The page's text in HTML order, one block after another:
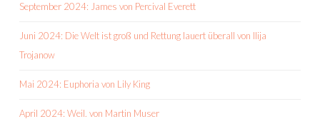
September 2024: James von Percival Everett
Juni 2024: Die Welt ist groß und Rettung lauert überall von Ilija
Trojanow
Mai 2024: Euphoria von Lily King
April 2024: Weil. von Martin Muser